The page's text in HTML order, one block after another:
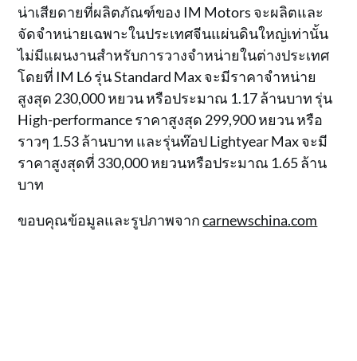
น่าเสียดายที่ผลิตภัณฑ์ของ IM Motors จะผลิตและ
จัดจำหน่ายเฉพาะในประเทศจีนแผ่นดินใหญ่เท่านั้น
ไม่มีแผนงานสำหรับการวางจำหน่ายในต่างประเทศ
โดยที่ IM L6 รุ่น Standard Max จะมีราคาจำหน่าย
สูงสุด 230,000 หยวน หรือประมาณ 1.17 ล้านบาท รุ่น
High-performance ราคาสูงสุด 299,900 หยวน หรือ
ราวๆ 1.53 ล้านบาท และรุ่นท๊อป Lightyear Max จะมี
ราคาสูงสุดที่ 330,000 หยวนหรือประมาณ 1.65 ล้าน
บาท
ขอบคุณข้อมูลและรูปภาพจากcarnewschina.com